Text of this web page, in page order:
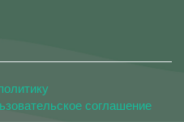
соглашение